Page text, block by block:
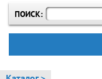
ПОИСК: